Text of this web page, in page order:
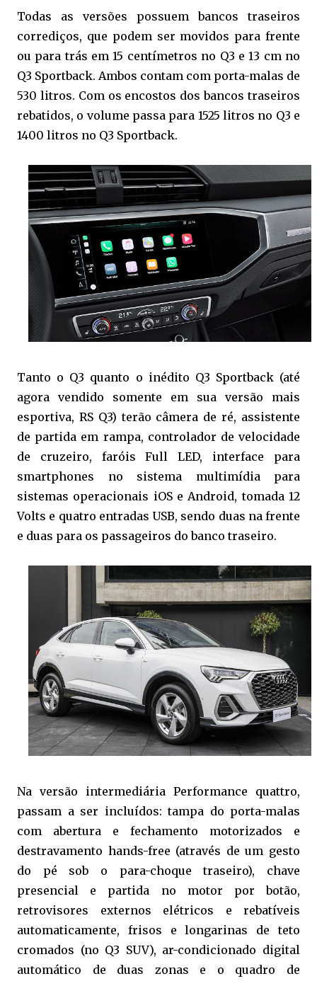
Todas as versões possuem bancos traseiros
corrediços, que podem ser movidos para frente
ou para trás em 15 centímetros no Q3 e 13 cm no
Q3 Sportback. Ambos contam com porta-malas de
530 litros. Com os encostos dos bancos traseiros
rebatidos, o volume passa para 1525 litros no Q3 e
1400 litros no Q3 Sportback.
Tanto o Q3 quanto o inédito Q3 Sportback (até
agora vendido somente em sua versão mais
esportiva, RS Q3) terão câmera de ré, assistente
de partida em rampa, controlador de velocidade
de cruzeiro, faróis Full LED, interface para
smartphones no sistema multimídia para
sistemas operacionais iOS e Android, tomada 12
Volts e quatro entradas USB, sendo duas na frente
e duas para os passageiros do banco traseiro.
Na versão intermediária Performance quattro,
passam a ser incluídos: tampa do porta-malas
com abertura e fechamento motorizados e
destravamento hands-free (através de um gesto
do pé sob o para-choque traseiro), chave
presencial e partida no motor por botão,
retrovisores externos elétricos e rebatíveis
automaticamente, frisos e longarinas de teto
cromados (no Q3 SUV), ar-condicionado digital
automático de duas zonas e o quadro de